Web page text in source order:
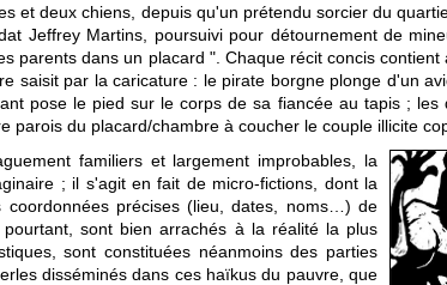
et deux chiens, depuis qu'un prétendu sorcier du
Jeffrey Martins, poursuivi pour détournement de
parents dans un placard ". Chaque récit concis
saisit par la caricature : le pirate borgne plonge d'un
pose le pied sur le corps de sa fiancée au tapis ;
du placard/chambre à coucher le couple illicite
familiers et largement improbables, la
; il s'agit en fait de micro-fictions, dont la
coordonnées précises (lieu, dates, noms…) de
sont bien arrachés à la réalité la plus
sont constituées néanmoins des parties
disséminés dans ces haïkus du pauvre, que